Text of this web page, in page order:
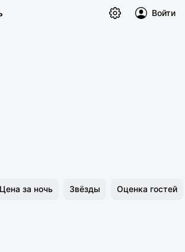
Войти
Цена за ночь Звёзды Оценка гостей